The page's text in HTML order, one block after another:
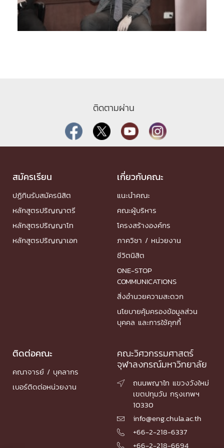
ติดตามผ่าน
สมัครเรียน
ปฏิทินรับสมัครนิสิต
หลักสูตรปริญญาตรี
หลักสูตรปริญญาโท
หลักสูตรปริญญาเอก
เกี่ยวกับคณะ
แนะนำคณะ
คณะผู้บริหาร
โครงสร้างองค์กร
ภาควิชา / หน่วยงาน
ชีวิตนิสิต
ONE-STOP
COMMUNICATIONS
สิ่งอำนวยความสะดวก
นโยบายคุ้มครองข้อมูลส่วน
บุคคล และการใช้คุกกี้
ติดต่อคณะ
คณาจารย์ / บุคลากร
เบอร์ติดต่อหน่วยงาน
คณะวิศวกรรมศาสตร์
จุฬาลงกรณ์มหาวิทยาลัย

ถนนพญาไท แขวงวังใหม่
เขตปทุมวัน กรุงเทพฯ
10330
 info@eng.chula.ac.th
 +66-2-218-6337
 +66-2-218-6694